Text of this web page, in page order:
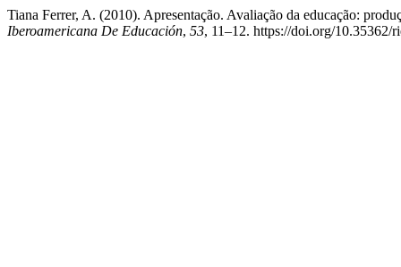
Tiana Ferrer, A. (2010). Apresentação. Avaliação da educação:
Iberoamericana De Educación, 53, 11–12. https://doi.org/10.35362/